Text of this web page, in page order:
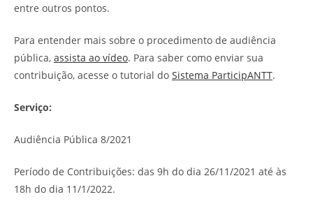
entre outros pontos.
Para entender mais sobre o procedimento de audiência
pública, assista ao vídeo. Para saber como enviar sua
contribuição, acesse o tutorial do Sistema ParticipANTT.
Serviço:
Audiência Pública 8/2021
Período de Contribuições: das 9h do dia 26/11/2021 até às
18h do dia 11/1/2022.